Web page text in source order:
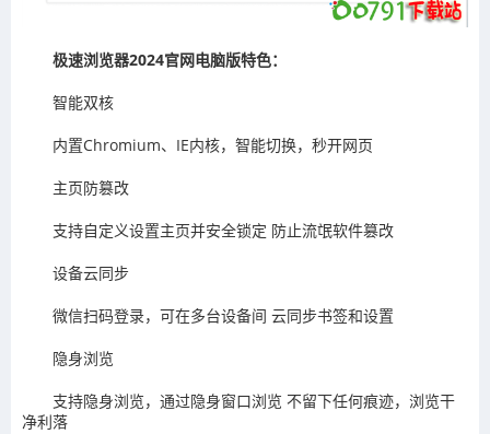
极速浏览器2024官网电脑版特色：
智能双核
内置Chromium、IE内核，智能切换，秒开网页
主页防篡改
支持自定义设置主页并安全锁定 防止流氓软件篡改
设备云同步
微信扫码登录，可在多台设备间 云同步书签和设置
隐身浏览
支持隐身浏览，通过隐身窗口浏览 不留下任何痕迹，浏览干
净利落